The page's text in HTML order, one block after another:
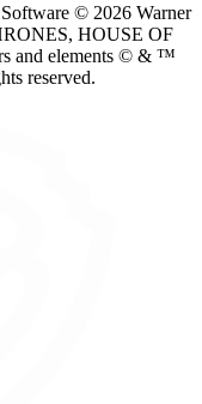
© 2026 Warner
HOUSE OF
and elements © & ™
reserved.